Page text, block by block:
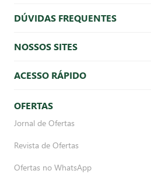
DÚVIDAS FREQUENTES
NOSSOS SITES
ACESSO RÁPIDO
OFERTAS
Jornal de Ofertas
Revista de Ofertas
Ofertas no WhatsApp